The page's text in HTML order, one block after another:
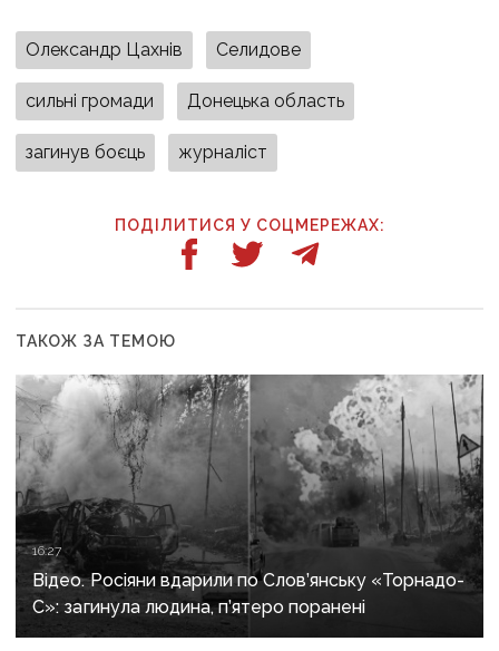
Олександр Цахнів Селидове
сильні громади Донецька область
загинув боєць журналіст
ПОДІЛИТИСЯ У СОЦМЕРЕЖАХ:
ТАКОЖ ЗА ТЕМОЮ
16:27
Відео. Росіяни вдарили по Слов’янську «Торнадо-
С»: загинула людина, п’ятеро поранені